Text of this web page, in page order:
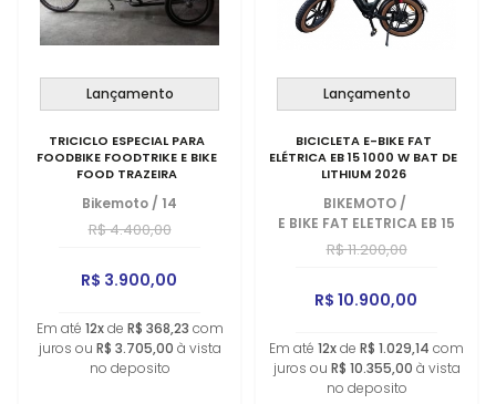
Lançamento
TRICICLO ESPECIAL PARA
FOODBIKE FOODTRIKE E BIKE
FOOD TRAZEIRA
Bikemoto / 14
R$ 4.400,00
R$ 3.900,00
Em até 12xde R$ 368,23 com
juros ou R$ 3.705,00 à vista
no deposito
Lançamento
BICICLETA E-BIKE FAT
ELÉTRICA EB 15 1000 W BAT DE
LITHIUM 2026
BIKEMOTO /
E BIKE FAT ELETRICA EB 15
R$ 11.200,00
R$ 10.900,00
Em até 12xde R$ 1.029,14 com
juros ou R$ 10.355,00 à vista
no deposito